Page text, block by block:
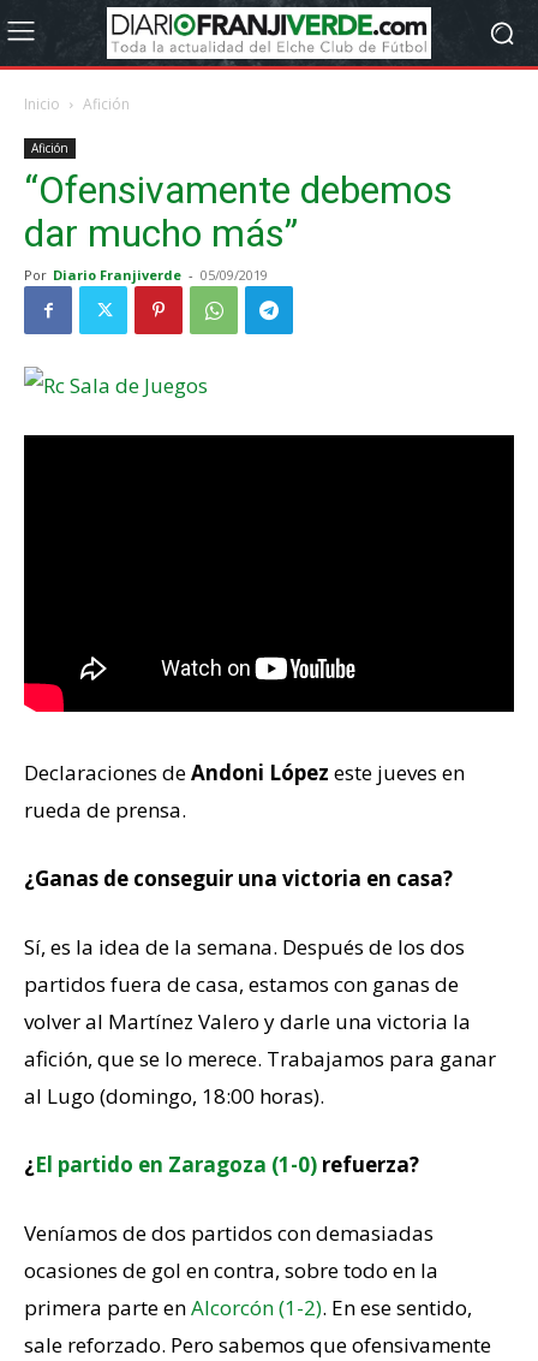
Inicio Afición
Afición
“Ofensivamente debemos
dar mucho más”
Por Diario Franjiverde - 05/09/2019
Declaraciones deAndoni López este jueves en
rueda de prensa.
¿Ganas de conseguir una victoria en casa?
Sí, es la idea de la semana. Después de los dos
partidos fuera de casa, estamos con ganas de
volver al Martínez Valero y darle una victoria la
afición, que se lo merece. Trabajamos para ganar
al Lugo (domingo, 18:00 horas).
¿El partido en Zaragoza (1-0) refuerza?
Veníamos de dos partidos con demasiadas
ocasiones de gol en contra, sobre todo en la
primera parte enAlcorcón (1-2). En ese sentido,
sale reforzado. Pero sabemos que ofensivamente